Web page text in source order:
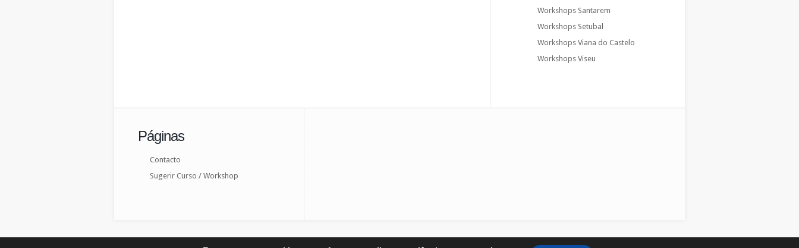
Workshops Santarem
Workshops Setubal
Workshops Viana do Castelo
Workshops Viseu
Páginas
Contacto
Sugerir Curso / Workshop